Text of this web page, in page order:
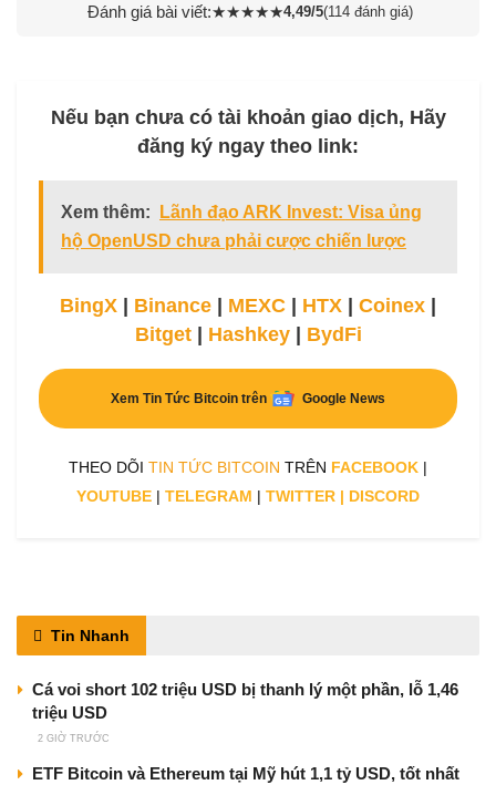
Đánh giá bài viết:★★★★★4,49/5(114 đánh giá)
Nếu bạn chưa có tài khoản giao dịch, Hãy
đăng ký ngay theo link:
Xem thêm:
Lãnh đạo ARK Invest: Visa ủng
hộ OpenUSD chưa phải cược chiến lược
BingX | Binance | MEXC | HTX | Coinex |
Bitget| Hashkey| BydFi
Xem Tin Tức Bitcoin trên Google News
THEO DÕI TIN TỨC BITCOIN TRÊN FACEBOOK |
YOUTUBE | TELEGRAM | TWITTER | DISCORD
Tin Nhanh
Cá voi short 102 triệu USD bị thanh lý một phần, lỗ 1,46
triệu USD
2 GIỜ TRƯỚC
ETF Bitcoin và Ethereum tại Mỹ hút 1,1 tỷ USD, tốt nhất